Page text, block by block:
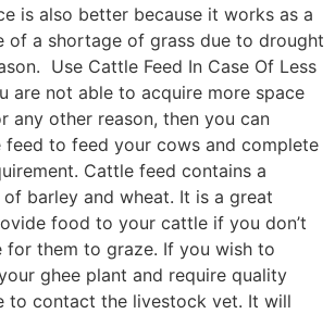
is also better because it works as a
of a shortage of grass due to drought
Use Cattle Feed In Case Of Less
are not able to acquire more space
any other reason, then you can
feed to feed your cows and complete
Cattle feed contains a
barley and wheat. It is a great
food to your cattle if you don’t
for them to graze. If you wish to
ghee plant and require quality
to contact the livestock vet. It will